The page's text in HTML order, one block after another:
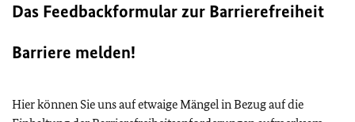
Das Feedbackformular zur Barrierefreiheit
Barriere melden!
Hier können Sie uns auf etwaige Mängel in Bezug auf die